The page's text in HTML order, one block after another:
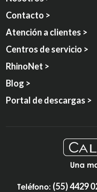
Contacto >
Atención a clientes >
Centros de servicio >
RhinoNet >
Blog >
Portal de descargas >
Una
Teléfono: (55) 4429